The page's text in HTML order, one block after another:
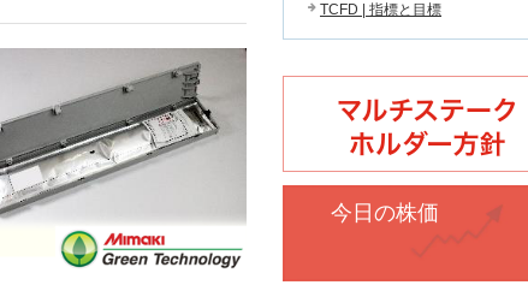
TCFD | 指標と目標
今日の株価